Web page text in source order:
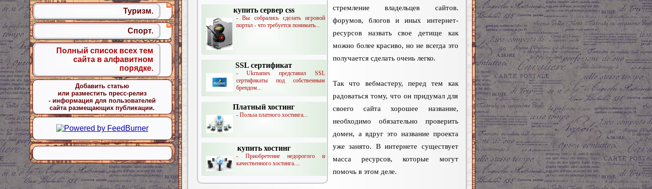
купить сервер css
- Вы собрались сделать игровой
портал - что требуется понимать...
SSL сертификат
- Ukrnames представил SSL
сертификаты под собственным
брендом...
Платный хостинг
- Польза платного хостинга...
купить хостинг
- Приобретение недорогого и
качественного хостинга....
стремление владельцев сайтов.
форумов, блогов и иных интернет-
ресурсов назвать свое детище как
можно более красиво, но не всегда это
получается сделать очень легко.
Так что вебмастеру, перед тем как
радоваться тому, что он придумал для
своего сайта хорошее название,
необходимо обязательно проверить
домен, а вдруг это название проекта
уже занято. В интернете существует
масса ресурсов, которые могут
помочь в этом деле.
Туризм.
Спорт.
Полный список всех тем
сайта в алфавитном
порядке.
Добавить статью
или разместить пресс-релиз
- информация для пользователей
сайта размещающих публикации.